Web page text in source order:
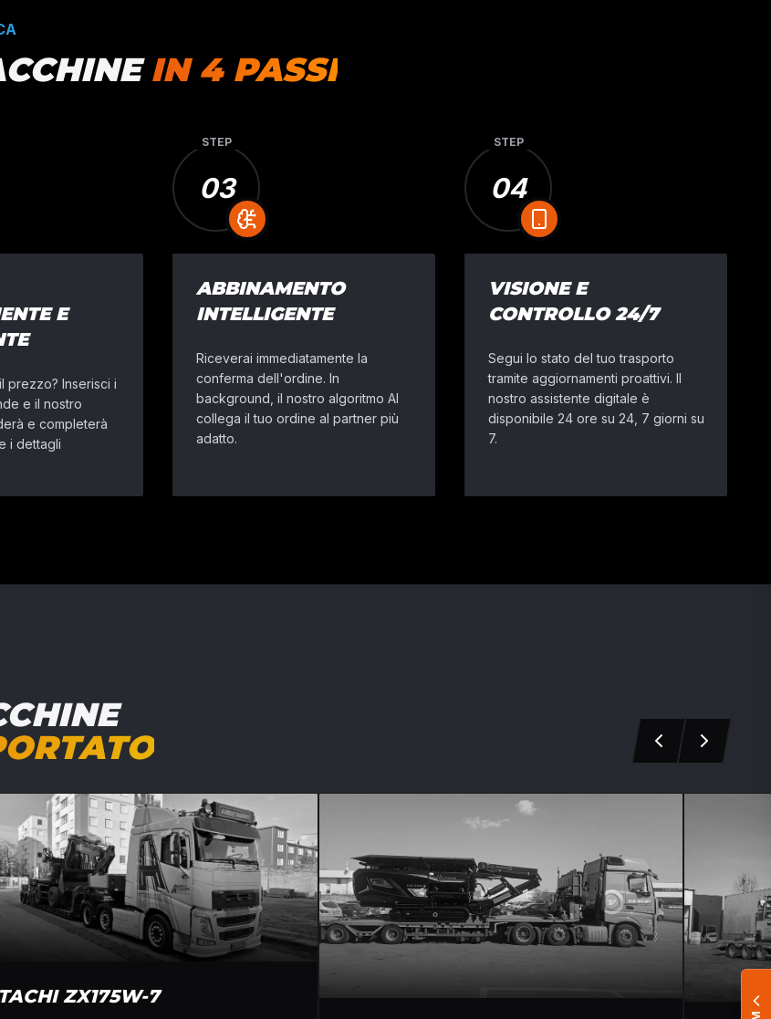
IN 4 PASSI
E
prezzo? Inserisci i
e il nostro
e completerà
i dettagli
STEP
03
ABBINAMENTO
INTELLIGENTE
Riceverai immediatamente la
conferma dell'ordine. In
background, il nostro algoritmo AI
collega il tuo ordine al partner più
adatto.
STEP
04
VISIONE E
CONTROLLO 24/7
Segui lo stato del tuo trasporto
tramite aggiornamenti proattivi. Il
nostro assistente digitale è
disponibile 24 ore su 24, 7 giorni su
7.
ZX175W-7